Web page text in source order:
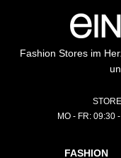
Fashion Stores im
MO - FR: 09:30
FASHION